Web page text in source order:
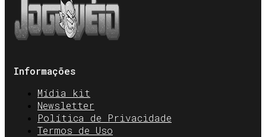
Informações
Mídia kit
Newsletter
Política de Privacidade
Termos de Uso